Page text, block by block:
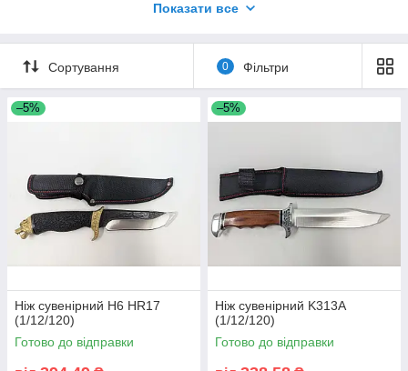
пристосуваннями по типу швейцарських), але в українській
основіпасатижів. Зазвичай мультитули є менш надійними та
зручними, ніж повнорозмірний інструмент, проте за рахунок
компактності та універсальності широко застосовуються в
виживання
Показати все
Сортування 0 Фільтри
–5%
Ніж сувенірний H6 HR17
(1/12/120)
Готово до відправки
–5%
Ніж сувенірний K313A
(1/12/120)
Готово до відправки